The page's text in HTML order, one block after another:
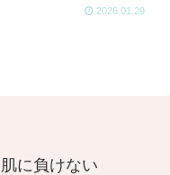
2026.01.29
に負けない